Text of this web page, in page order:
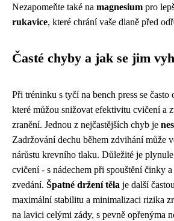
Nezapomeňte také na magnesium pro
rukavice, které chrání vaše dlaně před
Časté chyby a jak se jim
Při tréninku s tyčí na bench press se
které můžou snižovat efektivitu cvičení a
zranění. Jednou z nejčastějších chyb je
Zadržování dechu během zdvihání může
nárůstu krevního tlaku. Důležité je
cvičení - s nádechem při spouštění činky
zvedání. Špatné držení těla je další
maximální stabilitu a minimalizaci rizika
na lavici celými zády, s pevně opřenýma